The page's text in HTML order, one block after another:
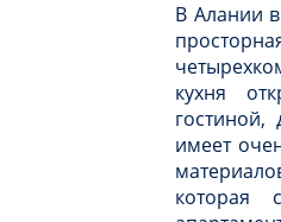
В Алании
кухня
имеет
которая